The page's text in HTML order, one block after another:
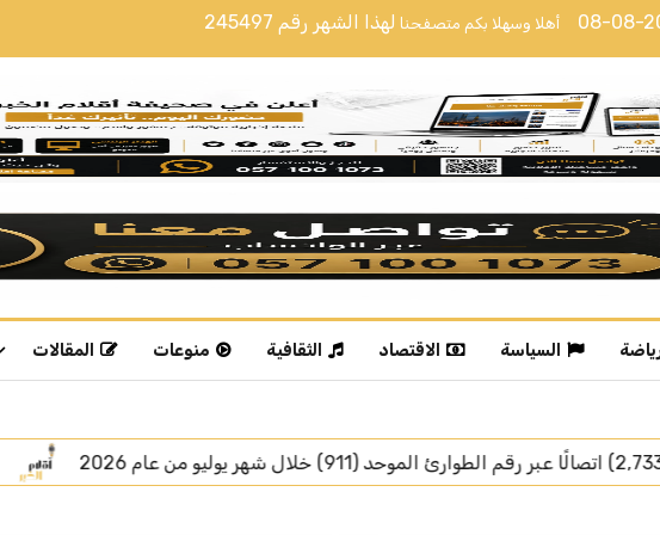
أهلا وسهلا بكم متصفحنا لهذا الشهر رقم 245497 08-08-
السياسة الاقتصاد الثقافية منوعات المقالات
رئيس جمهورية تركيا يغادر جدة